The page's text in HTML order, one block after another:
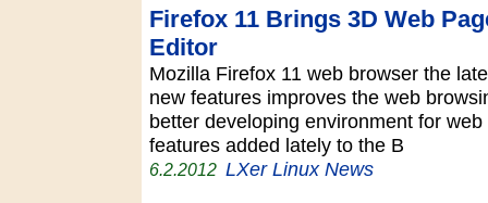
Firefox 11 Brings 3D Web
Editor
Mozilla Firefox 11 web browser the
new features improves the web
better developing environment for
features added lately to the B
6.2.2012 LXer Linux News